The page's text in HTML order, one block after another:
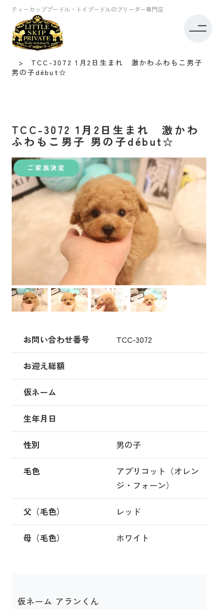
ティーカッププードル・トイプードルのブリーダー専門店
トイプードル専門店リトルスキップ TOP
子犬情報
TCC-3072 1月2日生まれ 激かわふわもこ男子
男の子début☆
TCC-3072 1月2日生まれ 激かわ
ふわもこ男子 男の子début☆
ご家族決定
お問い合わせ番号 TCC-3072
お迎え総額
仮ネーム
生年月日
性別 男の子
毛色
アプリコット（オレン
ジ・フォーン）
父（毛色） レッド
母（毛色） ホワイト
仮ネーム アランくん